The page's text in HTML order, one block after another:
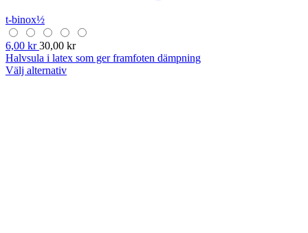
t-binox½
6,00 kr30,00 kr
Halvsula i latex som ger framfoten dämpning
Välj alternativ